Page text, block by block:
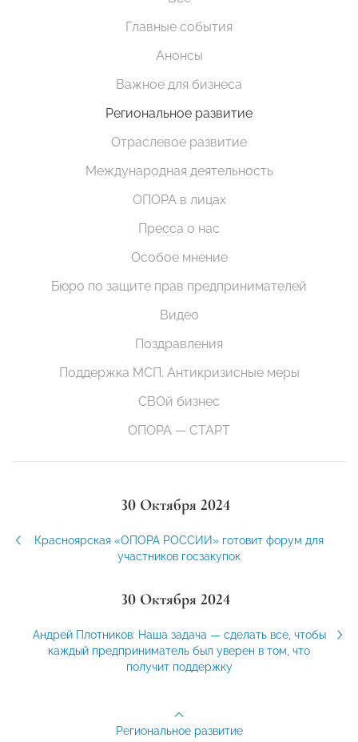
Главные события
Анонсы
Важное для бизнеса
Региональное развитие
Отраслевое развитие
Международная деятельность
ОПОРА в лицах
Пресса о нас
Особое мнение
Бюро по защите прав предпринимателей
Видео
Поздравления
Поддержка МСП. Антикризисные меры
СВОй бизнес
ОПОРА — СТАРТ
30 Октября 2024
Красноярская «ОПОРА РОССИИ» готовит форум для
участников госзакупок
30 Октября 2024
Андрей Плотников: Наша задача — сделать все, чтобы
каждый предприниматель был уверен в том, что
получит поддержку
Региональное развитие